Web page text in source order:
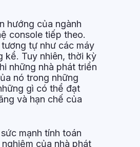
hướng của ngành
console tiếp theo.
tự như các máy
kể. Tuy nhiên, thời kỳ
những nhà phát triển
nó trong những
gì có thể đạt
và hạn chế của
mạnh tính toán
của nhà phát